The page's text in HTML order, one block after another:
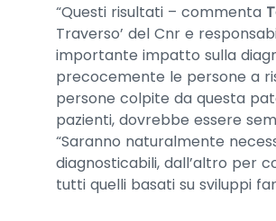
“Questi risultati – commenta
Traverso’ del Cnr e
importante impatto sulla
precocemente le persone a
persone colpite da questa
pazienti, dovrebbe essere
“Saranno naturalmente
diagnosticabili, dall’altro per
tutti quelli basati su sviluppi